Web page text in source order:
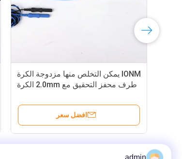
IONM يمكن التخلص منها مزدوجة الكرة
طرف محفز التحقيق مع 2.0mm الكرة
افضل سعر
admin